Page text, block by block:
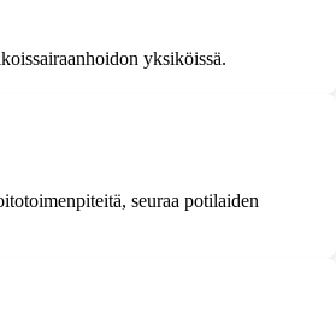
yksiköissä.
seuraa potilaiden